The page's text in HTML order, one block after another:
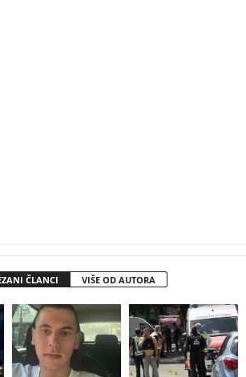
ČLANCI VIŠE OD AUTORA